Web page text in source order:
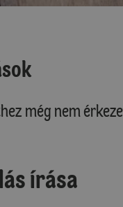
még nem
írása